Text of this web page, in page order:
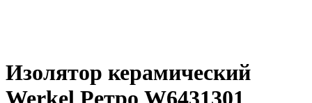
Изолятор керамический